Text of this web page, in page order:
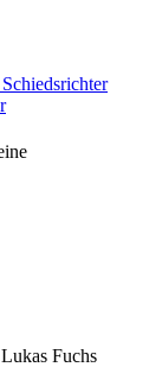
Lukas Fuchs